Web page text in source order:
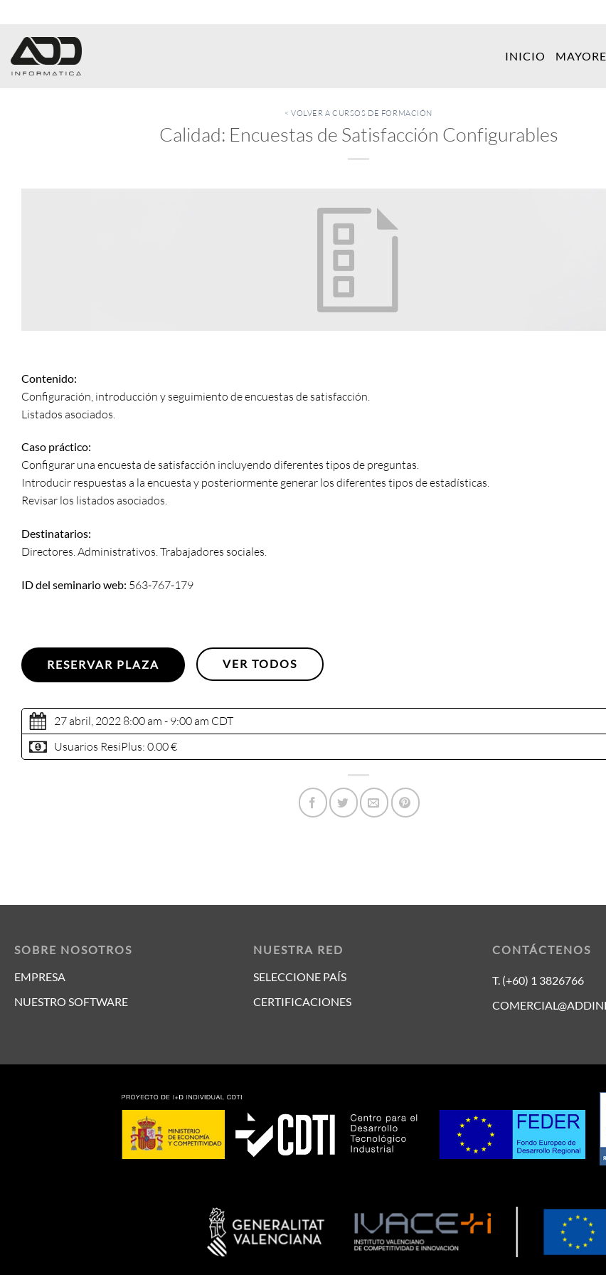
contenido
INICIO
< VOLVER A CURSOS DE FORMACIÓN
Calidad: Encuestas de Satisfacción Configurables
Contenido:
Configuración, introducción y seguimiento de encuestas de satisfacción.
Listados asociados.
Caso práctico:
Configurar una encuesta de satisfacción incluyendo diferentes tipos de preguntas.
Introducir respuestas a la encuesta y posteriormente generar los diferentes tipos de estadísticas.
Revisar los listados asociados.
Destinatarios:
Directores. Administrativos. Trabajadores sociales.
ID del seminario web: 563-767-179
RESERVAR PLAZA VER TODOS
27 abril, 2022 8:00 am - 9:00 am CDT
Usuarios ResiPlus: 0.00 €
SOBRE NOSOTROS
EMPRESA
NUESTRO SOFTWARE
NUESTRA RED
SELECCIONE PAÍS
CERTIFICACIONES
CONTÁCTENOS
T. (+60) 1 3826766